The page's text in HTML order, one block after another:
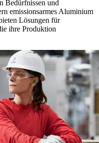
Bedürfnissen und
emissionsarmes Aluminium
Lösungen für
ihre Produktion